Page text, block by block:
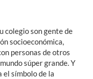
colegio son gente de
socioeconómica,
personas de otros
súper grande. Y
el símbolo de la